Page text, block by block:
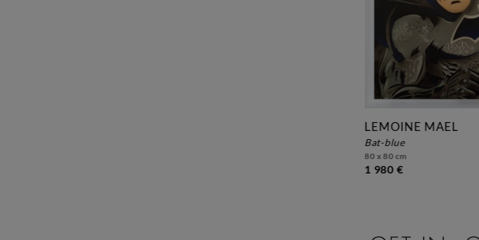
LEMOINE MAEL
bat-blue
80 x 80 cm
1 980 €